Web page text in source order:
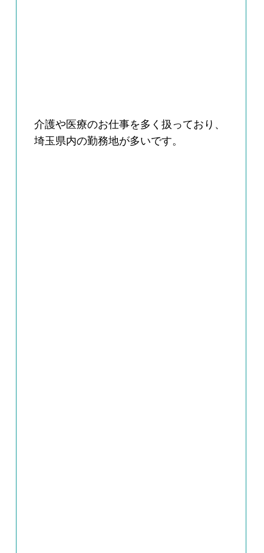
介護や医療のお仕事を多く扱っており、
埼玉県内の勤務地が多いです。